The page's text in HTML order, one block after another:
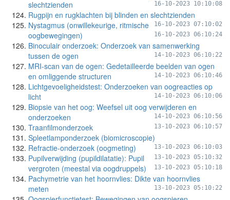
slechtzienden
16-10-2023 10:10:08
Rugpijn en rugklachten bij blinden en slechtzienden
16-10-2023 07:10:02
Nystagmus (onwillekeurige, ritmische
oogbewegingen)
16-10-2023 06:10:24
Binoculair onderzoek: Onderzoek van samenwerking
tussen de ogen
14-10-2023 06:10:22
MRI-scan van de ogen: Gedetailleerde beelden van ogen
en omliggende structuren
14-10-2023 06:10:46
Lichtgevoeligheidstest: Onderzoeken van oogreacties op
licht
14-10-2023 06:10:06
Biopsie van het oog: Weefsel uit oog verwijderen en
onderzoeken
14-10-2023 06:10:56
Traanfilmonderzoek 13-10-2023 06:10:57
Spleetlamponderzoek (biomicroscopie)
13-10-2023 06:10:03
Refractie-onderzoek (oogmeting)
13-10-2023 05:10:32
Pupilverwijding (pupildilatatie): Pupil
vergroten (meestal via oogdruppels)
13-10-2023 05:10:18
Pachymetrie van het hoornvlies: Dikte van hoornvlies
meten
13-10-2023 05:10:22